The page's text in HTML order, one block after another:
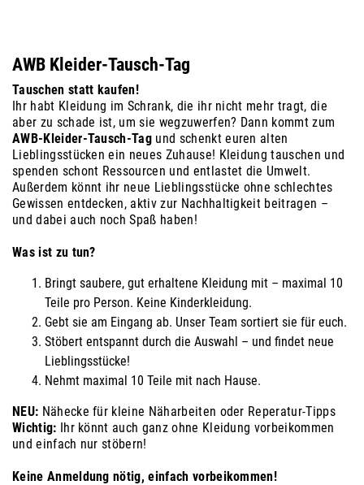
AWB Kleider-Tausch-Tag
Tauschen statt kaufen!
Ihr habt Kleidung im Schrank, die ihr nicht mehr tragt, die
aber zu schade ist, um sie wegzuwerfen? Dann kommt zum
AWB-Kleider-Tausch-Tag und schenkt euren alten
Lieblingsstücken ein neues Zuhause! Kleidung tauschen und
spenden schont Ressourcen und entlastet die Umwelt.
Außerdem könnt ihr neue Lieblingsstücke ohne schlechtes
Gewissen entdecken, aktiv zur Nachhaltigkeit beitragen –
und dabei auch noch Spaß haben!
Was ist zu tun?
Bringt saubere, gut erhaltene Kleidung mit – maximal 10
Teile pro Person. Keine Kinderkleidung.
Gebt sie am Eingang ab. Unser Team sortiert sie für euch.
Stöbert entspannt durch die Auswahl – und findet neue
Lieblingsstücke!
Nehmt maximal 10 Teile mit nach Hause.
NEU: Nähecke für kleine Näharbeiten oder Reperatur-Tipps
Wichtig: Ihr könnt auch ganz ohne Kleidung vorbeikommen
und einfach nur stöbern!
Keine Anmeldung nötig, einfach vorbeikommen!